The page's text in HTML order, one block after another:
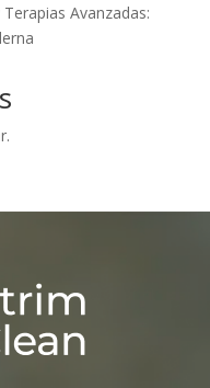
Avanzadas: